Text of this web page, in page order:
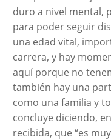
duro a nivel mental,
para poder seguir
una edad vital,
carrera, y hay
aquí porque no
también hay una
como una familia y
concluye diciendo,
recibida, que “es